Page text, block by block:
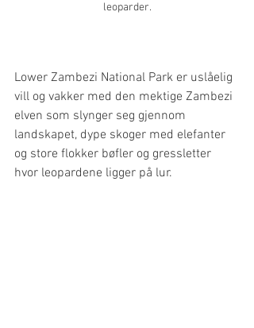
leoparder.
Lower Zambezi National Park er uslåelig
vill og vakker med den mektige Zambezi
elven som slynger seg gjennom
landskapet, dype skoger med elefanter
og store flokker bøfler og gressletter
hvor leopardene ligger på lur.